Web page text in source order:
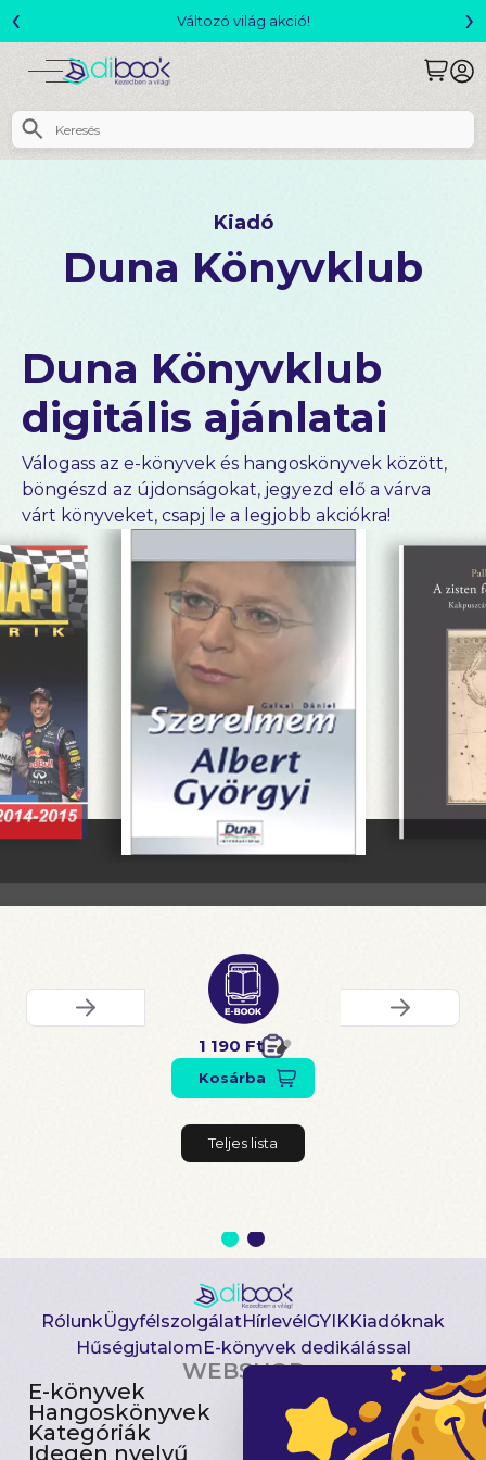
Csomagajánlatok- Akár 25% kedvezménnyel!
‹ ›
Kiadó
Duna Könyvklub
Duna Könyvklub
digitális ajánlatai
Válogass az e-könyvek és hangoskönyvek között,
böngészd az újdonságokat, jegyezd elő a várva
várt könyveket, csapj le a legjobb akciókra!
1 190 Ft
Kosárba
Teljes lista
RólunkÜgyfélszolgálatHírlevél GYIKKiadóknak
Hűségjutalom E-könyvek dedikálással
WEBSHOP
E-könyvek
Hangoskönyvek
Kategóriák
Idegen nyelvű
Csomagajánlatok
Akciósak
Előjegyezhetők
Újdonságok